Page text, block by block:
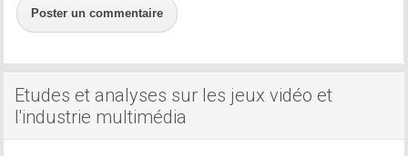
Poster un commentaire
Etudes et analyses sur les jeux vidéo et
l'industrie multimédia